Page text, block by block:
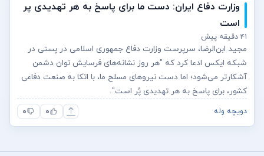
وزارت دفاع ایران: دست ما برای پاسخ به هر تهدیدی پر
است
۴۱ دقیقه پیش
مجید ابن‌الرضا، سرپرست وزارت دفاع جمهوری اسلامی در پستی در
شبکه ایکس ادعا کرد که "هر روز نشانه‌های فرسایش توان دشمن
آشکارتر می‌شود؛ اما دست نیروهای مسلح ما، با اتکا به صنعت دفاعی
کشور، برای پاسخ به هر تهدیدی پُر است".
دویچه وله ۰ ۰